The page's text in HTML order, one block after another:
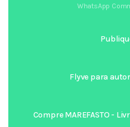
WhatsApp
Flyve para
Compre MAREFASTO -